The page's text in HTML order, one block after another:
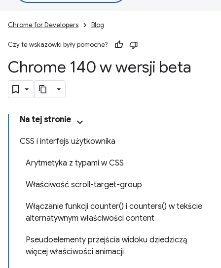
Chrome for Developers Blog
Czy te wskazówki były pomocne?
Chrome 140 w wersji beta
Na tej stronie
CSS i interfejs użytkownika
Arytmetyka z typami w CSS
Właściwość scroll-target-group
Włączanie funkcji counter() i counters() w tekście
alternatywnym właściwości content
Pseudoelementy przejścia widoku dziedziczą
więcej właściwości animacji